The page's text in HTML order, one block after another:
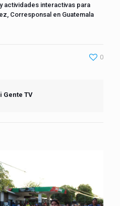
actividades interactivas para
Corresponsal en Guatemala
0
Gente TV